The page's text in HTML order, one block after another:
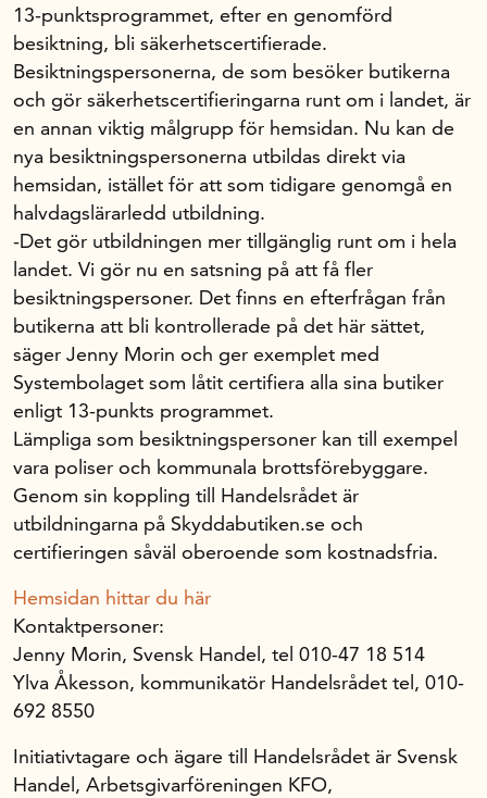
13-punktsprogrammet, efter en genomförd
besiktning, bli säkerhetscertifierade.
Besiktningspersonerna, de som besöker butikerna
och gör säkerhetscertifieringarna runt om i landet, är
en annan viktig målgrupp för hemsidan. Nu kan de
nya besiktningspersonerna utbildas direkt via
hemsidan, istället för att som tidigare genomgå en
halvdagslärarledd utbildning.
-Det gör utbildningen mer tillgänglig runt om i hela
landet. Vi gör nu en satsning på att få fler
besiktningspersoner. Det finns en efterfrågan från
butikerna att bli kontrollerade på det här sättet,
säger Jenny Morin och ger exemplet med
Systembolaget som låtit certifiera alla sina butiker
enligt 13-punkts programmet.
Lämpliga som besiktningspersoner kan till exempel
vara poliser och kommunala brottsförebyggare.
Genom sin koppling till Handelsrådet är
utbildningarna på Skyddabutiken.se och
certifieringen såväl oberoende som kostnadsfria.
Hemsidan hittar du här
Kontaktpersoner:
Jenny Morin, Svensk Handel, tel 010-47 18 514
Ylva Åkesson, kommunikatör Handelsrådet tel, 010-
692 8550
Initiativtagare och ägare till Handelsrådet är Svensk
Handel, Arbetsgivarföreningen KFO,